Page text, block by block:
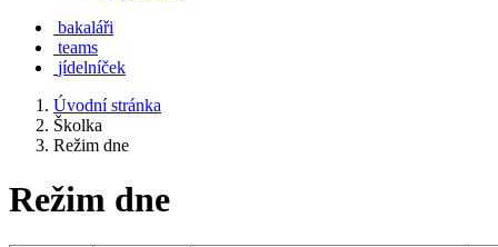
bakaláři
teams
jídelníček
Úvodní stránka
Školka
Režim dne
Režim dne